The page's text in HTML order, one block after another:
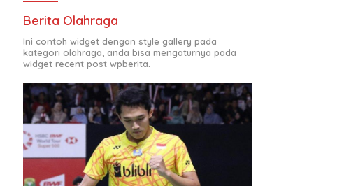
Berita Olahraga
Ini contoh widget dengan style gallery pada
kategori olahraga, anda bisa mengaturnya pada
widget recent post wpberita.